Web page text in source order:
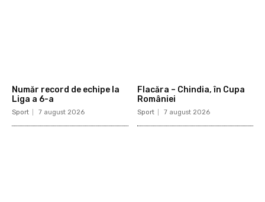
Număr record de echipe la
Liga a 6-a
Sport 7 august 2026
Flacăra – Chindia, în Cupa
României
Sport 7 august 2026